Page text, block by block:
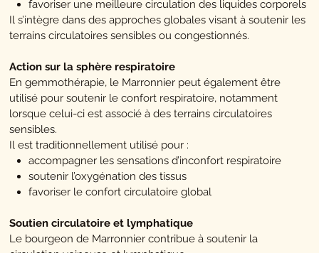
favoriser une meilleure circulation des liquides corporels
Il s’intègre dans des approches globales visant à soutenir les
terrains circulatoires sensibles ou congestionnés.
Action sur la sphère respiratoire
En gemmothérapie, le Marronnier peut également être
utilisé pour soutenir le confort respiratoire, notamment
lorsque celui-ci est associé à des terrains circulatoires
sensibles.
Il est traditionnellement utilisé pour :
accompagner les sensations d’inconfort respiratoire
soutenir l’oxygénation des tissus
favoriser le confort circulatoire global
Soutien circulatoire et lymphatique
Le bourgeon de Marronnier contribue à soutenir la